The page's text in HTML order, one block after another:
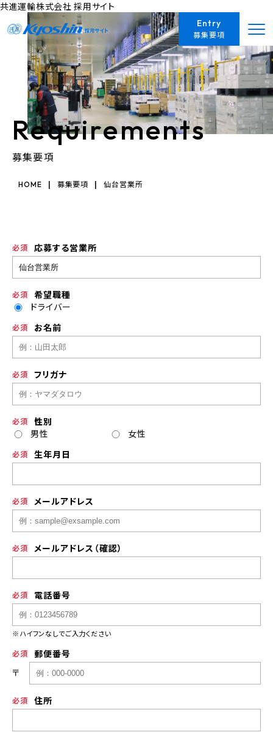
共進運輸株式会社 採用サイト
Entry
募集要項
Requirements
募集要項
HOME | 募集要項 | 仙台営業所
応募する営業所
希望職種
ドライバー
お名前
フリガナ
性別
男性
女性
生年月日
メールアドレス
メールアドレス（確認）
電話番号
※ハイフンなしでご入力ください
郵便番号
〒
住所